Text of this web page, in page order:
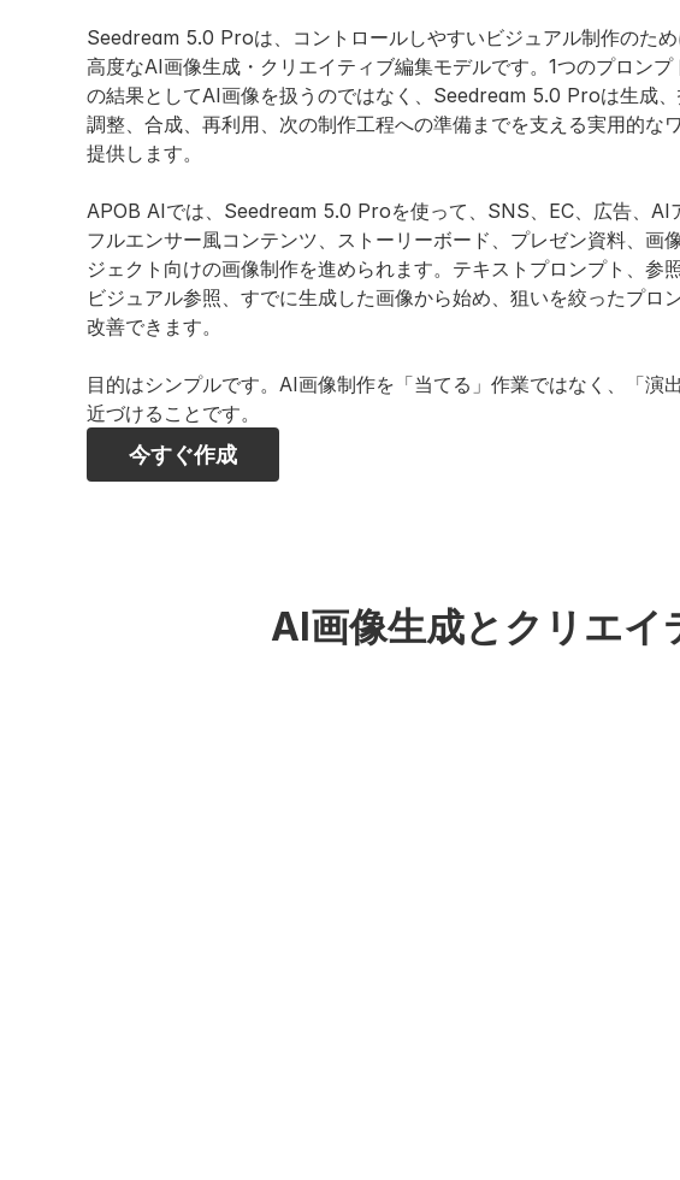
Seedream 5.0 Proは、コントロールしやすいビジュアル制作のた
高度なAI画像生成・クリエイティブ編集モデルです。1つのプロンプ
の結果としてAI画像を扱うのではなく、Seedream 5.0 Proは生成、
調整、合成、再利用、次の制作工程への準備までを支える実用的な
提供します。
APOB AIでは、Seedream 5.0 Proを使って、SNS、EC、広告、AI
フルエンサー風コンテンツ、ストーリーボード、プレゼン資料、画
ジェクト向けの画像制作を進められます。テキストプロンプト、参
ビジュアル参照、すでに生成した画像から始め、狙いを絞ったプロ
改善できます。
目的はシンプルです。AI画像制作を「当てる」作業ではなく、「演
近づけることです。
今すぐ作成
AI画像生成とクリエ